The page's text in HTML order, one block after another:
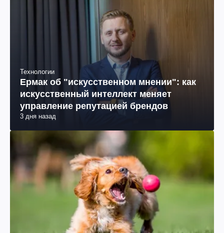
Технологии
Ермак об "искусственном мнении": как
искусственный интеллект меняет
управление репутацией брендов
3 дня назад